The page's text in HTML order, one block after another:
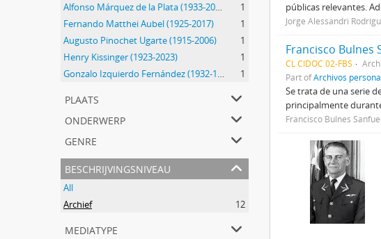
Alfonso Márquez de la Plata (1933-2014)
1
Fernando Matthei Aubel (1925-2017)
1
Augusto Pinochet Ugarte (1915-2006)
1
Henry Kissinger (1923-2023)
1
Gonzalo Izquierdo Fernández (1932-1990)
1
plaats
onderwerp
genre
beschrijvingsniveau
All
Archief
12
mediatype
públicas relevantes.
Jorge Alessandri
Francisco Bulnes
CL CIDOC 02-FBS
Part ofArchivos
Se trata de una serie
principalmente
Francisco Bulnes